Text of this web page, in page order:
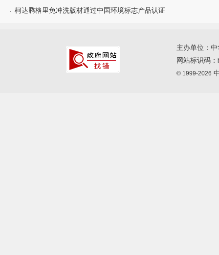
柯达腾格里免冲洗版材通过中国环境标志产品认证
主办单位：
网站标识码：
© 1999-2026